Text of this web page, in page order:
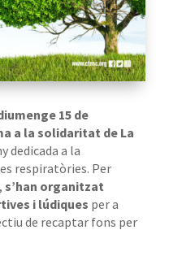
15 de
a la solidaritat de La
dedicada a la
respiratòries. Per
s’han organitzat
i lúdiques per a
de recaptar fons per